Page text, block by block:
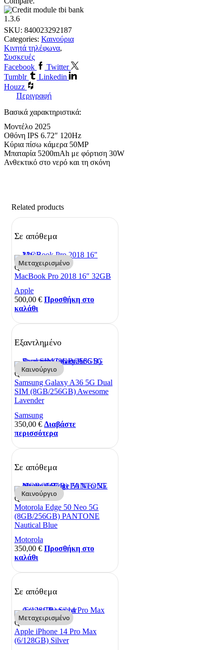
SKU: 840023292187
Categories: Καινούρια
Κινητά τηλέφωνα,
Συσκευές
Facebook
Twitter
Tumblr
Linkedin
Houzz
Περιγραφή
Βασικά χαρακτηριστικά:
Μοντέλο 2025
Οθόνη IPS 6.72″ 120Hz
Κύρια πίσω κάμερα 50MP
Μπαταρία 5200mAh με φόρτιση 30W
Ανθεκτικό στο νερό και τη σκόνη
Related products
Σε απόθεμα
Μεταχειρισμένο
Quick View
MacBook Pro 2018 16″ 32GB
Apple
500,00 € Προσθήκη στο
καλάθι
Εξαντλημένο
Καινούργιο
Quick View
Samsung Galaxy A36 5G Dual
SIM (8GB/256GB) Awesome
Lavender
Samsung
350,00 € Διαβάστε
περισσότερα
Σε απόθεμα
Καινούργιο
Quick View
Motorola Edge 50 Neo 5G
(8GB/256GB) PANTONE
Nautical Blue
Motorola
350,00 € Προσθήκη στο
καλάθι
Σε απόθεμα
Μεταχειρισμένο
Quick View
Apple iPhone 14 Pro Max
(6/128GB) Silver